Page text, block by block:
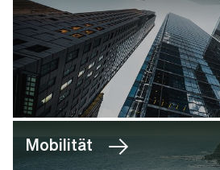
Mobilität